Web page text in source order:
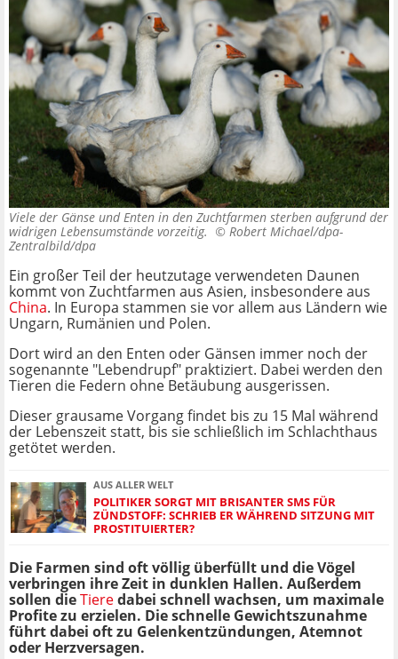
Viele der Gänse und Enten in den Zuchtfarmen sterben aufgrund der
widrigen Lebensumstände vorzeitig. © Robert Michael/dpa-
Zentralbild/dpa
Ein großer Teil der heutzutage verwendeten Daunen
kommt von Zuchtfarmen aus Asien, insbesondere aus
China. In Europa stammen sie vor allem aus Ländern wie
Ungarn, Rumänien und Polen.
Dort wird an den Enten oder Gänsen immer noch der
sogenannte "Lebendrupf" praktiziert. Dabei werden den
Tieren die Federn ohne Betäubung ausgerissen.
Dieser grausame Vorgang findet bis zu 15 Mal während
der Lebenszeit statt, bis sie schließlich im Schlachthaus
getötet werden.
AUS ALLER WELT
POLITIKER SORGT MIT BRISANTER SMS FÜR
ZÜNDSTOFF: SCHRIEB ER WÄHREND SITZUNG MIT
PROSTITUIERTER?
Die Farmen sind oft völlig überfüllt und die Vögel
verbringen ihre Zeit in dunklen Hallen. Außerdem
sollen dieTieredabei schnell wachsen, um maximale
Profite zu erzielen. Die schnelle Gewichtszunahme
führt dabei oft zu Gelenkentzündungen, Atemnot
oder Herzversagen.